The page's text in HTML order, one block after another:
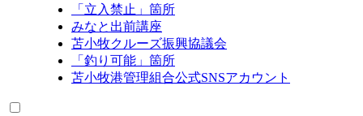
「立入禁止」箇所
みなと出前講座
苫小牧クルーズ振興協議会
「釣り可能」箇所
苫小牧港管理組合公式SNSアカウント